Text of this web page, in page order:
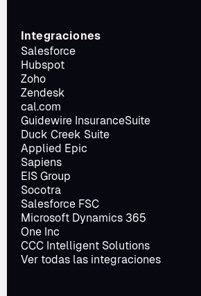
Integraciones
Salesforce
Hubspot
Zoho
Zendesk
cal.com
Guidewire InsuranceSuite
Duck Creek Suite
Applied Epic
Sapiens
EIS Group
Socotra
Salesforce FSC
Microsoft Dynamics 365
One Inc
CCC Intelligent Solutions
Ver todas las integraciones